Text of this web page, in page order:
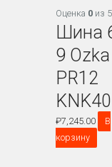
Оценка 0 из 5
Шина
9 Ozka
PR12
₽7,245.00
В
корзину